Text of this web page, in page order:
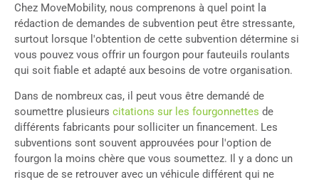
Chez MoveMobility, nous comprenons à quel point la
rédaction de demandes de subvention peut être stressante,
surtout lorsque l'obtention de cette subvention détermine si
vous pouvez vous offrir un fourgon pour fauteuils roulants
qui soit fiable et adapté aux besoins de votre organisation.
Dans de nombreux cas, il peut vous être demandé de
soumettre plusieurs citations sur les fourgonnettes de
différents fabricants pour solliciter un financement. Les
subventions sont souvent approuvées pour l'option de
fourgon la moins chère que vous soumettez. Il y a donc un
risque de se retrouver avec un véhicule différent qui ne